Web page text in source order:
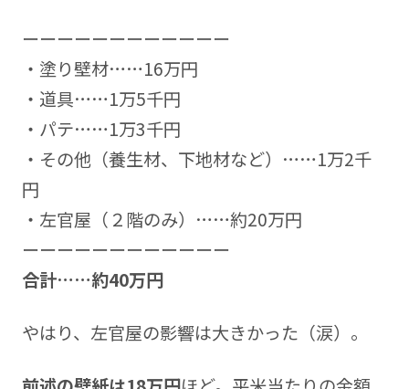
ーーーーーーーーーーーー
・塗り壁材……16万円
・道具……1万5千円
・パテ……1万3千円
・その他（養生材、下地材など）……1万2千
円
・左官屋（２階のみ）……約20万円
ーーーーーーーーーーーー
合計……約4️0万円
やはり、左官屋の影響は大きかった（涙）。